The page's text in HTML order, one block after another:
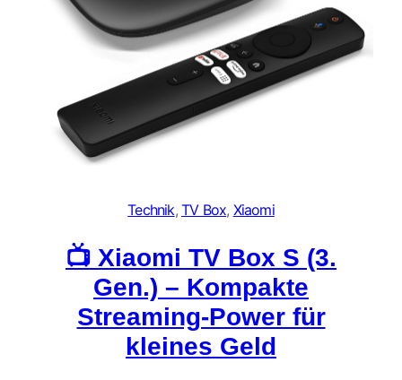
Technik, TV Box, Xiaomi
📺 Xiaomi TV Box S (3.
Gen.) – Kompakte
Streaming-Power für
kleines Geld